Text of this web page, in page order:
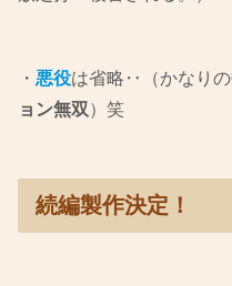
・ 悪役は省略‥（かなりの
ョン無双）笑
続編製作決定！